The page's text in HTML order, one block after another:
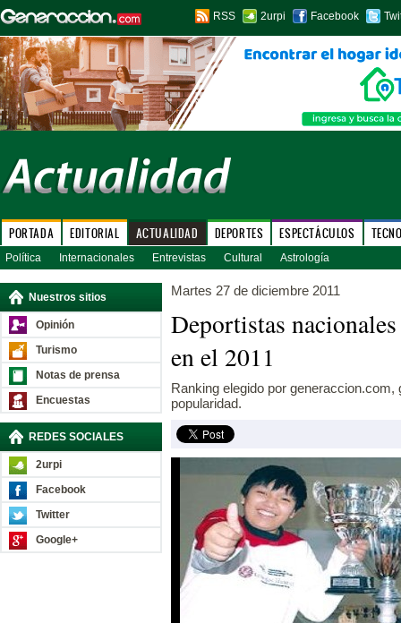
RSS 2urpi Facebook
PORTADA EDITORIAL ACTUALIDAD DEPORTES ESPECTÁCULOS
Política Internacionales Entrevistas Cultural Astrología
Nuestros sitios
Opinión
Turismo
Notas de prensa
Encuestas
REDES SOCIALES
2urpi
Facebook
Twitter
Google+
Martes 27 de diciembre 2011
Deportistas
en el 2011
Ranking elegido por
popularidad.